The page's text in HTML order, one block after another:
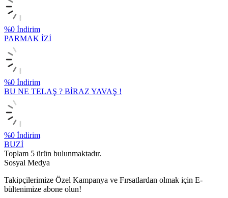
%0 İndirim
PARMAK İZİ
%0 İndirim
BU NE TELAŞ ? BİRAZ YAVAŞ !
%0 İndirim
BUZİ
Toplam 5 ürün bulunmaktadır.
Sosyal Medya
Takipçilerimize Özel Kampanya ve Fırsatlardan olmak için E-
bültenimize abone olun!